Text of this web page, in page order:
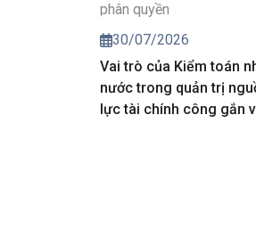
30/07/2026
Vai trò của Kiểm toán
nước trong quản trị
lực tài chính công gắn